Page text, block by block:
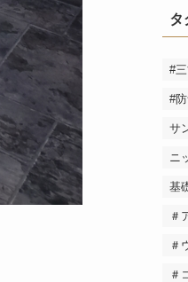
タ
#
#
サ
ニ
基
＃
＃
＃